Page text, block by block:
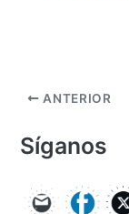
ANTERIOR
Síganos